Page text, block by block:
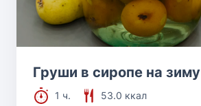
Груши в сиропе на зиму
1 ч.
53.0 ккал